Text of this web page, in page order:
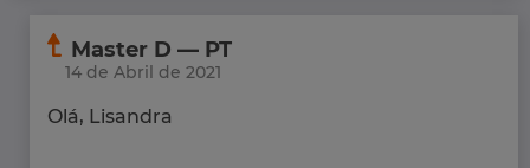
Master D — PT
14 de Abril de 2021
Olá, Lisandra